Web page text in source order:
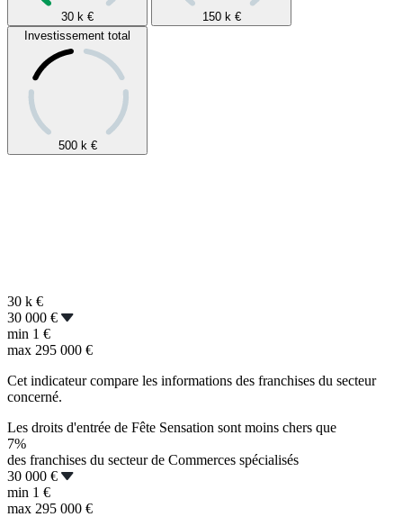
30 k € 150 k €
Investissement total
500 k €
30 k €
30 000 €
min 1 €
max 295 000 €
Cet indicateur compare les informations des franchises du secteur
concerné.
Les droits d'entrée de Fête Sensation sont moins chers que
7%
des franchises du secteur de Commerces spécialisés
30 000 €
min 1 €
max 295 000 €